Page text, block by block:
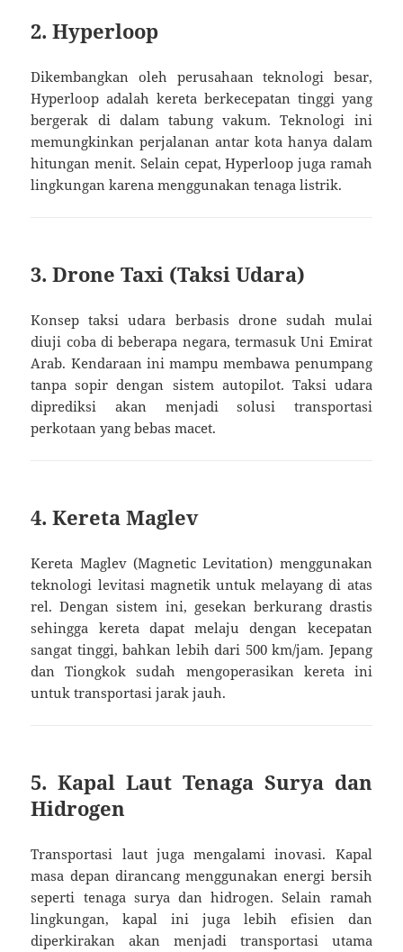
2. Hyperloop
Dikembangkan oleh perusahaan teknologi besar,
Hyperloop adalah kereta berkecepatan tinggi yang
bergerak di dalam tabung vakum. Teknologi ini
memungkinkan perjalanan antar kota hanya dalam
hitungan menit. Selain cepat, Hyperloop juga ramah
lingkungan karena menggunakan tenaga listrik.
3. Drone Taxi (Taksi Udara)
Konsep taksi udara berbasis drone sudah mulai
diuji coba di beberapa negara, termasuk Uni Emirat
Arab. Kendaraan ini mampu membawa penumpang
tanpa sopir dengan sistem autopilot. Taksi udara
diprediksi akan menjadi solusi transportasi
perkotaan yang bebas macet.
4. Kereta Maglev
Kereta Maglev (Magnetic Levitation) menggunakan
teknologi levitasi magnetik untuk melayang di atas
rel. Dengan sistem ini, gesekan berkurang drastis
sehingga kereta dapat melaju dengan kecepatan
sangat tinggi, bahkan lebih dari 500 km/jam. Jepang
dan Tiongkok sudah mengoperasikan kereta ini
untuk transportasi jarak jauh.
5. Kapal Laut Tenaga Surya dan
Hidrogen
Transportasi laut juga mengalami inovasi. Kapal
masa depan dirancang menggunakan energi bersih
seperti tenaga surya dan hidrogen. Selain ramah
lingkungan, kapal ini juga lebih efisien dan
diperkirakan akan menjadi transportasi utama